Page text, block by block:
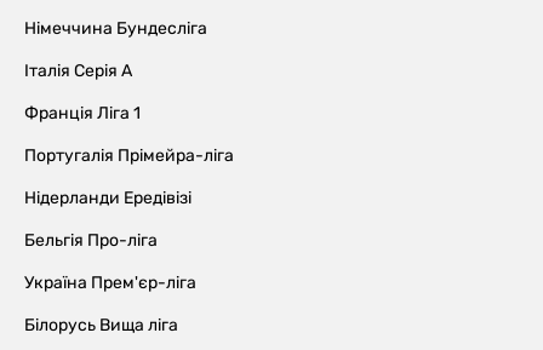
Німеччина Бундесліга
Італія Серія А
Франція Ліга 1
Португалія Прімейра-ліга
Нідерланди Ередівізі
Бельгія Про-ліга
Україна Прем'єр-ліга
Білорусь Вища ліга